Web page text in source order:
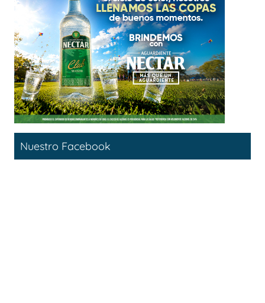
Nuestro Facebook